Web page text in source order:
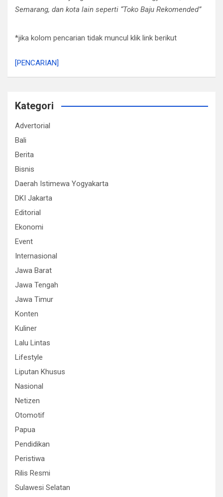
Semarang, dan kota lain seperti “Toko Baju Rekomended”
*jika kolom pencarian tidak muncul klik link berikut
[PENCARIAN]
Kategori
Advertorial
Bali
Berita
Bisnis
Daerah Istimewa Yogyakarta
DKI Jakarta
Editorial
Ekonomi
Event
Internasional
Jawa Barat
Jawa Tengah
Jawa Timur
Konten
Kuliner
Lalu Lintas
Lifestyle
Liputan Khusus
Nasional
Netizen
Otomotif
Papua
Pendidikan
Peristiwa
Rilis Resmi
Sulawesi Selatan